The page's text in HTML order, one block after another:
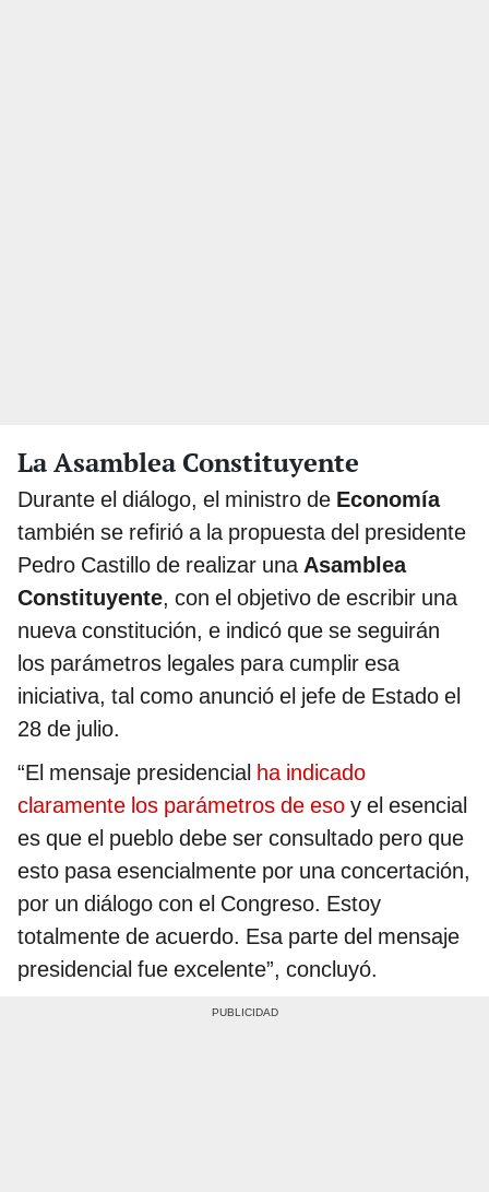
La Asamblea Constituyente
Durante el diálogo, el ministro de Economía
también se refirió a la propuesta del presidente
Pedro Castillo de realizar unaAsamblea
Constituyente, con el objetivo de escribir una
nueva constitución, e indicó que se seguirán
los parámetros legales para cumplir esa
iniciativa, tal como anunció el jefe de Estado el
28 de julio.
“El mensaje presidencial ha indicado
claramente los parámetros de eso y el esencial
es que el pueblo debe ser consultado pero que
esto pasa esencialmente por una concertación,
por un diálogo con el Congreso. Estoy
totalmente de acuerdo. Esa parte del mensaje
presidencial fue excelente”, concluyó.